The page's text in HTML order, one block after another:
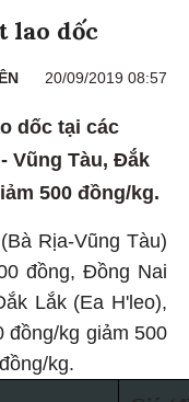
lao dốc
20/09/2019 08:57
dốc tại các
Vũng Tàu, Đắk
500 đồng/kg.
Rịa-Vũng Tàu)
đồng, Đồng Nai
Lắk (Ea H'leo),
đồng/kg giảm 500
kg.